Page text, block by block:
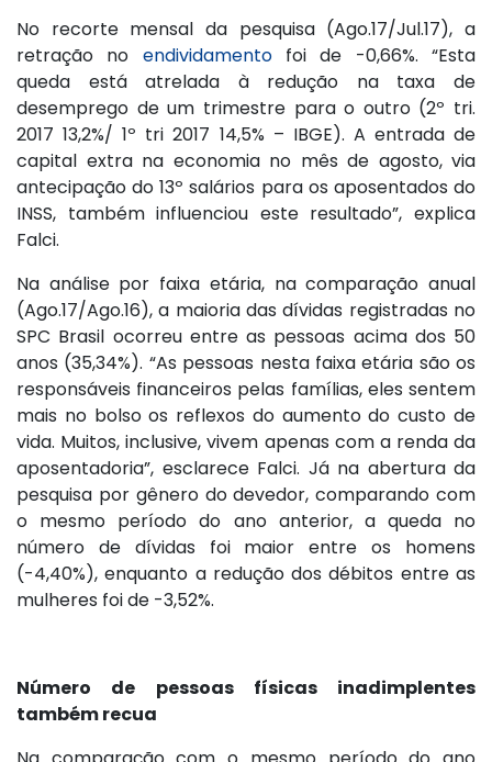
No recorte mensal da pesquisa (Ago.17/Jul.17), a
retração no endividamentofoi de -0,66%. “Esta
queda está atrelada à redução na taxa de
desemprego de um trimestre para o outro (2º tri.
2017 13,2%/ 1º tri 2017 14,5% – IBGE). A entrada de
capital extra na economia no mês de agosto, via
antecipação do 13º salários para os aposentados do
INSS, também influenciou este resultado”, explica
Falci.
Na análise por faixa etária, na comparação anual
(Ago.17/Ago.16), a maioria das dívidas registradas no
SPC Brasil ocorreu entre as pessoas acima dos 50
anos (35,34%). “As pessoas nesta faixa etária são os
responsáveis financeiros pelas famílias, eles sentem
mais no bolso os reflexos do aumento do custo de
vida. Muitos, inclusive, vivem apenas com a renda da
aposentadoria”, esclarece Falci. Já na abertura da
pesquisa por gênero do devedor, comparando com
o mesmo período do ano anterior, a queda no
número de dívidas foi maior entre os homens
(-4,40%), enquanto a redução dos débitos entre as
mulheres foi de -3,52%.
Número de pessoas físicas inadimplentes
também recua